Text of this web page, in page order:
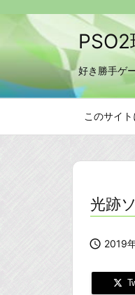
好き勝手ゲ
このサイ
光跡
 2019